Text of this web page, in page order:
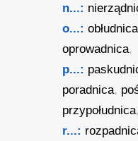
n...:
o...: obłudnica
oprowadnica,
p...:
poradnica,
przypołudnica,
r...: